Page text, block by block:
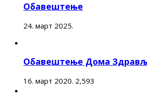
Обавештење
24. март 2025.
Обавештење Дома
16. март 2020. 2,593